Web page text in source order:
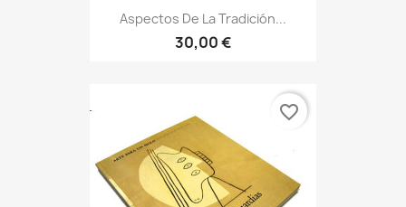
Aspectos De La Tradición...
30,00 €
favorite_border